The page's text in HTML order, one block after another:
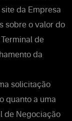
da Empresa
sobre o valor do
de
da
solicitação
quanto a uma
de Negociação